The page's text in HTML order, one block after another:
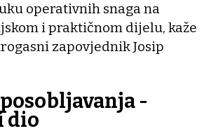
operativnih snaga na
i praktičnom dijelu, kaže
zapovjednik Josip
-
dio